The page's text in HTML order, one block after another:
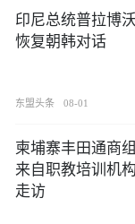
印尼总统普拉博
恢复朝韩对话
东盟头条 08-01
柬埔寨丰田通商
来自职教培训机
走访